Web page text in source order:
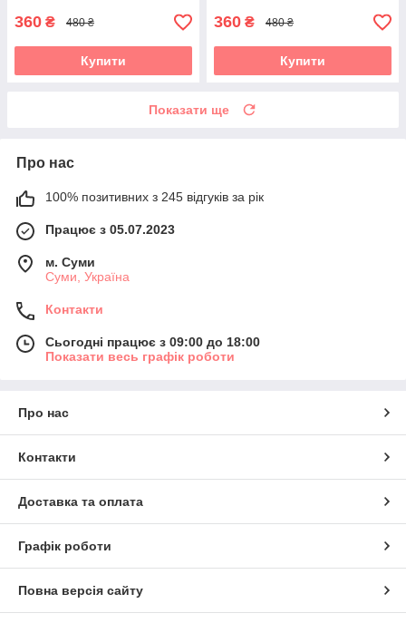
360 ₴ 480 ₴
Купити
360 ₴ 480 ₴
Купити
Показати ще
Про нас
100% позитивних з 245 відгуків за рік
Працює з 05.07.2023
м. Суми
Суми, Україна
Контакти
Сьогодні працює з 09:00 до 18:00
Показати весь графік роботи
Про нас
Контакти
Доставка та оплата
Графік роботи
Повна версія сайту